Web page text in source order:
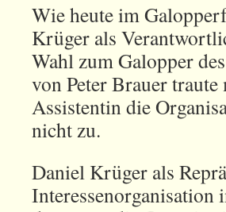
Wie heute im
Krüger als
Wahl zum Galopper
von Peter Brauer
Assistentin die
nicht zu.
Daniel Krüger als
Interessenorganisation